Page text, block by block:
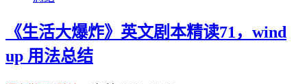
《生活大爆炸》英文剧本精读71，wind
up 用法总结